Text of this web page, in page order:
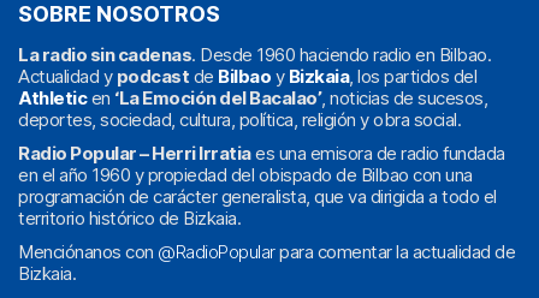
SOBRE NOSOTROS
La radio sin cadenas. Desde 1960 haciendo radio en Bilbao.
Actualidad y podcast de Bilbao y Bizkaia, los partidos del
Athleticen ‘La Emoción del Bacalao’, noticias de sucesos,
deportes, sociedad, cultura, política, religión y obra social.
Radio Popular – Herri Irratiaes una emisora de radio fundada
en el año 1960 y propiedad del obispado de Bilbao con una
programación de carácter generalista, que va dirigida a todo el
territorio histórico de Bizkaia.
Menciónanos con @RadioPopularpara comentar la actualidad de
Bizkaia.